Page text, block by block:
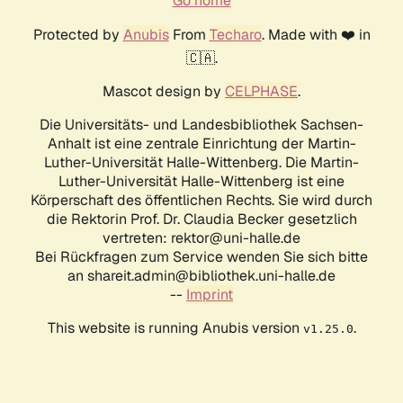
Protected by AnubisFrom Techaro. Made with ❤️ in
🇨🇦.
Mascot design by CELPHASE.
Die Universitäts- und Landesbibliothek Sachsen-
Anhalt ist eine zentrale Einrichtung der Martin-
Luther-Universität Halle-Wittenberg. Die Martin-
Luther-Universität Halle-Wittenberg ist eine
Körperschaft des öffentlichen Rechts. Sie wird durch
die Rektorin Prof. Dr. Claudia Becker gesetzlich
vertreten: rektor@uni-halle.de
Bei Rückfragen zum Service wenden Sie sich bitte
an shareit.admin@bibliothek.uni-halle.de
-- Imprint
This website is running Anubis version v1.25.0.